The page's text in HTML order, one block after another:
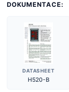
DOKUMENTACE:
DATASHEET
H520-B